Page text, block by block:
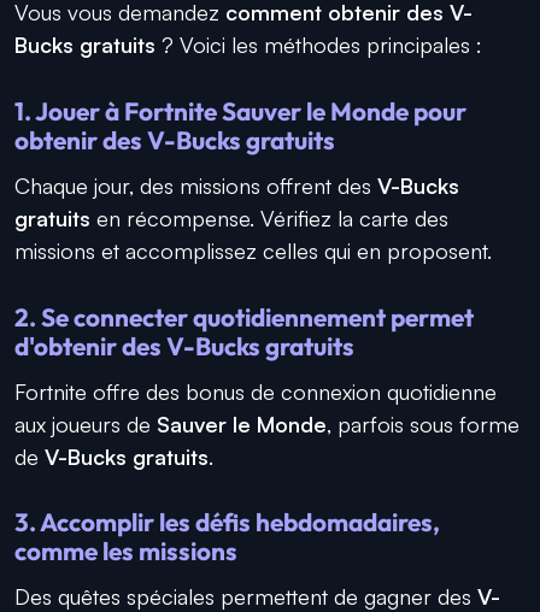
Vous vous demandez comment obtenir des V-
Bucks gratuits ? Voici les méthodes principales :
1. Jouer à Fortnite Sauver le Monde pour
obtenir des V-Bucks gratuits
Chaque jour, des missions offrent des V-Bucks
gratuits en récompense. Vérifiez la carte des
missions et accomplissez celles qui en proposent.
2. Se connecter quotidiennement permet
d'obtenir des V-Bucks gratuits
Fortnite offre des bonus de connexion quotidienne
aux joueurs de Sauver le Monde, parfois sous forme
de V-Bucks gratuits.
3. Accomplir les défis hebdomadaires,
comme les missions
Des quêtes spéciales permettent de gagner des V-